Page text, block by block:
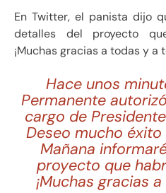
En Twitter, el panista dijo
detalles del proyecto
¡Muchas gracias a todas y a
Hace unos
Permanente
cargo de
Deseo mucho éxito
Mañana
proyecto que
¡Muchas gracias